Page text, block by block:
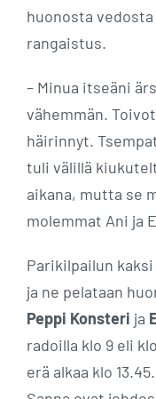
huonosta
rangaistus.
– Minua itseäni
vähemmän.
häirinnyt.
tuli välillä
aikana, mutta se
molemmat Ani ja
Parikilpailun
ja ne pelataan
Peppi Konsteri ja
radoilla klo 9 eli
erä alkaa klo